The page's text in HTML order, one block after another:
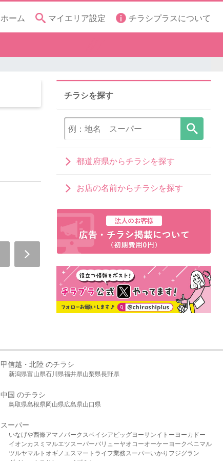
ホーム マイエリア設定 チラシプラスについて
チラシを探す
都道府県からチラシを探す
お店の名前からチラシを探す
甲信越・北陸 のチラシ
新潟県富山県石川県福井県山梨県長野県
中国 のチラシ
鳥取県島根県岡山県広島県山口県
スーパー
いなげや西條アマノパークスベイシア ビッグヨーサンイトーヨーカドー
イオンカスミ マルエツ スーパーバリューヤオコーオーケー ヨークベニマル
ツルヤマルト オギノ エスマート ライフ業務スーパーいかり フジグラン